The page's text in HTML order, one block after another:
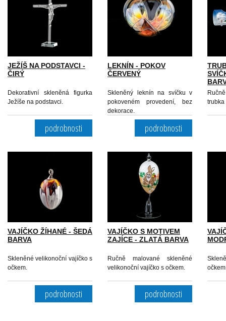
JEŽÍŠ NA PODSTAVCI -
ČIRÝ
Dekorativní skleněná figurka
Ježíše na podstavci.
podrobnosti
LEKNÍN - POKOV
ČERVENÝ
Skleněný leknín na svíčku v
pokoveném provedení, bez
dekorace.
podrobnosti
trubka
VAJÍČKO ŽÍHANÉ - ŠEDÁ
BARVA
Skleněné velikonoční vajíčko s
očkem.
podrobnosti
VAJÍČKO S MOTIVEM
ZAJÍCE - ZLATÁ BARVA
Ručně malované skleněné
velikonoční vajíčko s očkem.
podrobnosti